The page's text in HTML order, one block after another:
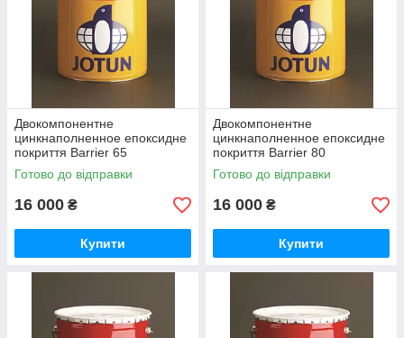
Двокомпонентне
цинкнаполненное епоксидне
покриття Barrier 65
Готово до відправки
16 000 ₴
Купити
Двокомпонентне
цинкнаполненное епоксидне
покриття Barrier 80
Готово до відправки
16 000 ₴
Купити